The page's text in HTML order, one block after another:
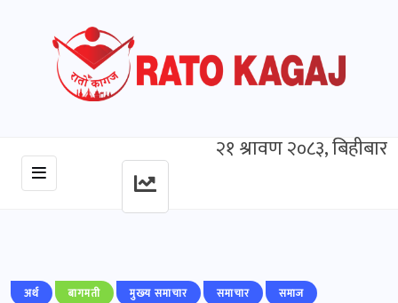
२१ श्रावण २०८३, बिहीबार
अर्थ बागमती मुख्‍य समाचार समाचार समाज